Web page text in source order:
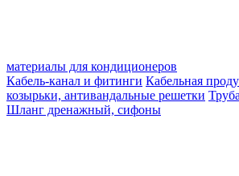
материалы для кондиционеров
Кабель-канал и фитинги Кабельная
козырьки, антивандальные решетки
Шланг дренажный, сифоны